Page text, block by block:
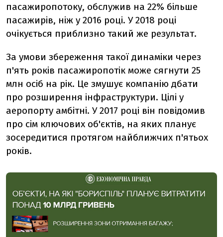
пасажиропотоку, обслужив на 22% більше
пасажирів, ніж у 2016 році. У 2018 році
очікується приблизно такий же результат.
За умови збереження такої динаміки через
п'ять років пасажиропотік може сягнути 25
млн осіб на рік. Це змушує компанію дбати
про розширення інфраструктури. Цілі у
аеропорту амбітні. У 2017 році він повідомив
про сім ключових об'єктів, на яких планує
зосередитися протягом найближчих п'ятьох
років.